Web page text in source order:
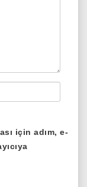
için adım, e-